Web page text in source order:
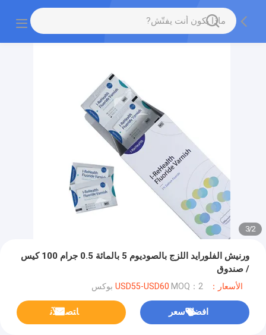
2
/
3
ورنيش الفلورايد اللزج بالصوديوم 5 بالمائة 0.5 جرام 100 كيس
/ صندوق
الأسعار：USD55-USD60 MOQ：2 بوكس
افضل سعر ﺎﺘﺼﻟ ﺍﻶﻧ